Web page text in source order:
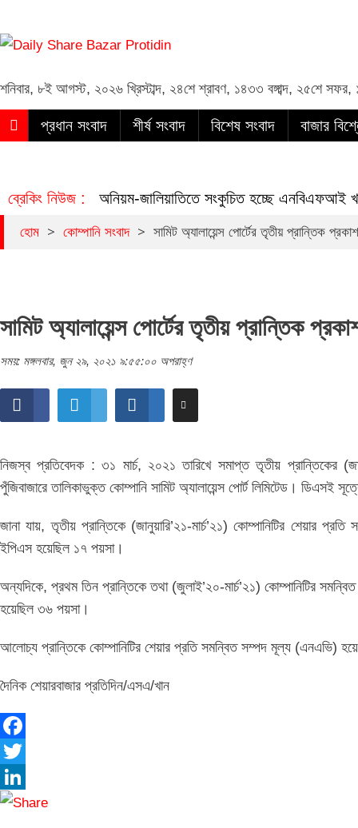
শনিবার, ৮ই আগস্ট, ২০২৬ খ্রিস্টাব্দ, ২৪শে শ্রাবণ, ১৪৩৩ বঙ্গাব্দ, ২৫শে সফর,
প্রধান সংবাদ শীর্ষ সংবাদ বিশেষ সংবাদ বাজার
ব্রেকিং নিউজ : অনিয়ম-জালিয়াতিতে সংকুচিত হচ্ছে এনবিএফআই
হোম > কোম্পানি সংবাদ > সামিট অ্যালায়েন্স পোর্টের তৃতীয় প্রান্তিক প্রকাশ
সামিট অ্যালায়েন্স পোর্টের তৃতীয় প্রান্তিক
সময়: মঙ্গলবার, জুন ২৯, ২০২১ ৯:৫৫:০০ অপরাহ্ণ
নিজস্ব প্রতিবেদক : ৩১ মার্চ, ২০২১ তারিখে সমাপ্ত তৃতীয় প্রান্তিকের
পুঁজিবাজারে তালিকাভুক্ত কোম্পানি সামিট অ্যালায়েন্স পোর্ট লিমিটেড। ডিএসই
জানা যায়, তৃতীয় প্রান্তিকে (জানুয়ারি’২১-মার্চ’২১) কোম্পানিটির
ইপিএস হয়েছিল ১৭ পয়সা।
অন্যদিকে, প্রথম তিন প্রান্তিকে তথা (জুলাই’২০-মার্চ’২১) কোম্পানিটির
হয়েছিল ৩৬ পয়সা।
আলোচ্য প্রান্তিকে কোম্পানিটির শেয়ার প্রতি সমন্বিত সম্পদ মূল্য (এনএভি)
দৈনিক শেয়ারবাজার প্রতিদিন/এসএ/খান
Facebook
Twitter
LinkedIn